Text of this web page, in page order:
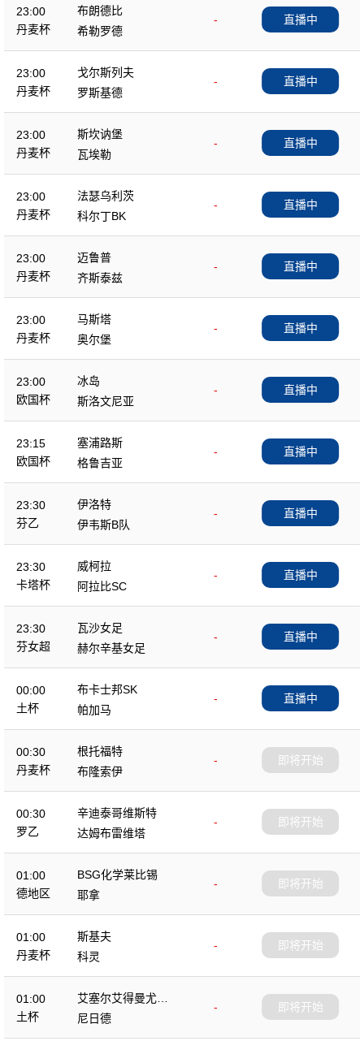
23:00
丹麦杯
布朗德比
-
希勒罗德
直播中
23:00
丹麦杯
戈尔斯列夫
-
罗斯基德
直播中
23:00
丹麦杯
斯坎讷堡
-
瓦埃勒
直播中
23:00
丹麦杯
法瑟乌利茨
-
科尔丁BK
直播中
23:00
丹麦杯
迈鲁普
-
齐斯泰兹
直播中
23:00
丹麦杯
马斯塔
-
奥尔堡
直播中
23:00
欧国杯
冰岛
-
斯洛文尼亚
直播中
23:15
欧国杯
塞浦路斯
-
格鲁吉亚
直播中
23:30
芬乙
伊洛特
-
伊韦斯B队
直播中
23:30
卡塔杯
威柯拉
-
阿拉比SC
直播中
23:30
芬女超
瓦沙女足
-
赫尔辛基女足
直播中
00:00
土杯
布卡士邦SK
-
帕加马
直播中
00:30
丹麦杯
根托福特
-
布隆索伊
即将开始
00:30
罗乙
辛迪泰哥维斯特
-
达姆布雷维塔
即将开始
01:00
德地区
BSG化学莱比锡
-
耶拿
即将开始
01:00
丹麦杯
斯基夫
-
科灵
即将开始
01:00
土杯
艾塞尔艾得曼尤尔
杜
-
尼日德
即将开始